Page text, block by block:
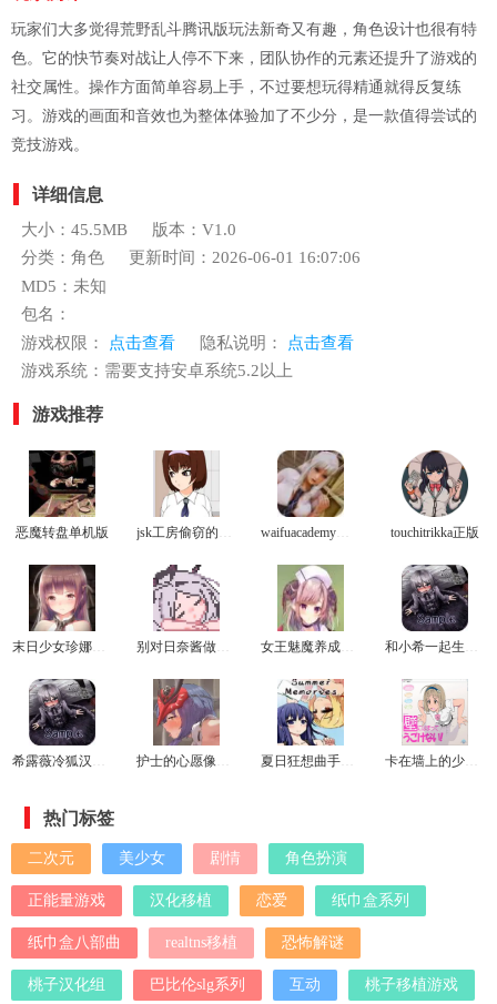
玩家们大多觉得荒野乱斗腾讯版玩法新奇又有趣，角色设计也很有特
色。它的快节奏对战让人停不下来，团队协作的元素还提升了游戏的
社交属性。操作方面简单容易上手，不过要想玩得精通就得反复练
习。游戏的画面和音效也为整体体验加了不少分，是一款值得尝试的
竞技游戏。
详细信息
大小：45.5MB
版本：V1.0
分类：角色
更新时间：2026-06-01 16:07:06
MD5：未知
包名：
游戏权限：
点击查看 隐私说明：
点击查看
游戏系统：需要支持安卓系统5.2以上
游戏推荐
恶魔转盘单机版 touchitrikka正版
热门标签
二次元 美少女 剧情 角色扮演
正能量游戏 汉化移植 恋爱 纸巾盒系列
纸巾盒八部曲 realtns移植 恐怖解谜
桃子汉化组 巴比伦slg系列 互动 桃子移植游戏